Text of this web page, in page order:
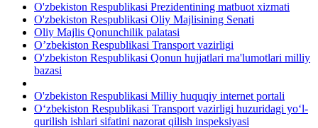
O'zbekiston Respublikasi Prezidentining matbuot xizmati
O'zbekiston Respublikasi Oliy Majlisining Senati
Oliy Majlis Qonunchilik palatasi
O’zbekiston Respublikasi Transport vazirligi
O'zbekiston Respublikasi Qonun hujjatlari ma'lumotlari milliy
bazasi
O'zbekiston Respublikasi Milliy huquqiy internet portali
O‘zbekiston Respublikasi Transport vazirligi huzuridagi yo‘l-
qurilish ishlari sifatini nazorat qilish inspeksiyasi